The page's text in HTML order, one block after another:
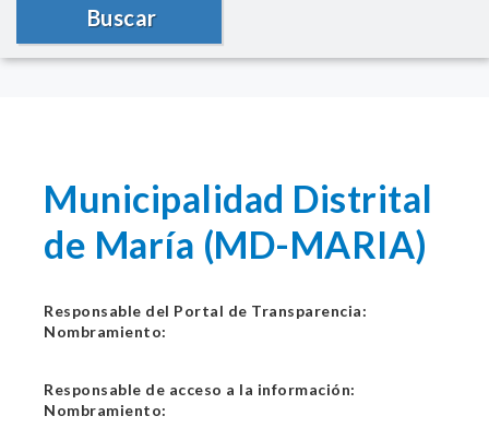
Buscar
Municipalidad Distrital
de María (MD-MARIA)
Responsable del Portal de Transparencia:
Nombramiento:
Responsable de acceso a la información:
Nombramiento: